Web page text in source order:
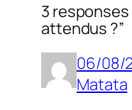
3
attendus ?”
06/08/
Matata